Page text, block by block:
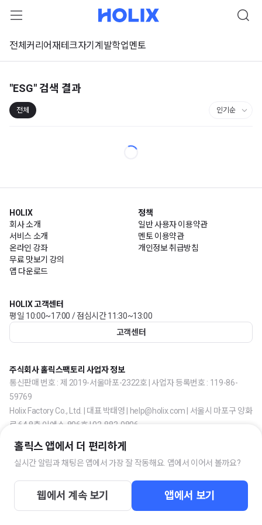
전체 커리어재테크자기계발학업멘토
"ESG" 검색 결과
전체
HOLIX
회사 소개
서비스 소개
온라인 강좌
무료 맛보기 강의
앱 다운로드
정책
일반 사용자 이용약관
멘토 이용약관
개인정보 취급방침
HOLIX 고객센터
평일 10:00~17:00 / 점심시간 11:30~13:00
고객센터
주식회사 홀릭스팩토리 사업자 정보
통신판매 번호 : 제 2019-서울마포-2322호 | 사업자 등록번호 : 119-86-
59769
Holix Factory Co., Ltd. | 대표 박태영 | help@holix.com | 서울시 마포구 양화
로 64 8층 이에스-806호 | 02-883-0806
홀릭스 앱에서 더 편리하게
실시간 알림과 채팅은 앱에서 가장 잘 작동해요. 앱에서 이어서 볼까요?
웹에서 계속 보기 앱에서 보기